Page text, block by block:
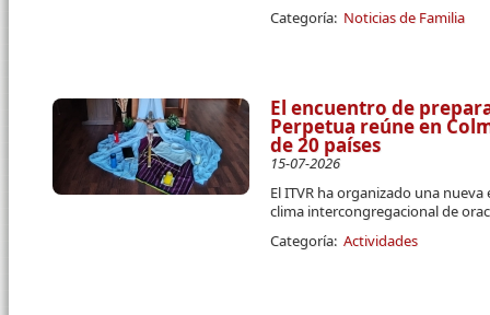
Categoría: Noticias de Familia
El encuentro de
Perpetua reúne en
de 20 países
15-07-2026
El ITVR ha organizado una
clima intercongregacional de
Categoría: Actividades